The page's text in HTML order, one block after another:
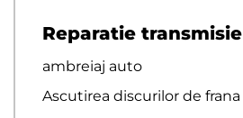
Reparatie transmisie
ambreiaj auto
Ascutirea discurilor de frana